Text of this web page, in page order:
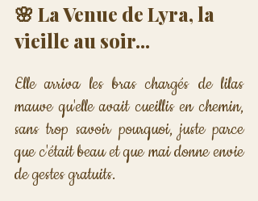
🌸 La Venue de Lyra, la
vieille au soir...
Elle arriva les bras chargés de lilas
mauve qu'elle avait cueillis en chemin,
sans trop savoir pourquoi, juste parce
que c'était beau et que mai donne envie
de gestes gratuits.